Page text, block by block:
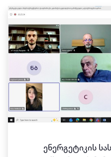
Ენერგეტიკის